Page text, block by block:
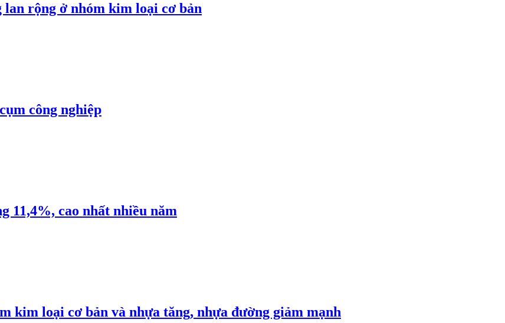
rộng ở nhóm kim loại cơ bản
công nghiệp
11,4%, cao nhất nhiều năm
kim loại cơ bản và nhựa tăng, nhựa đường giảm mạnh